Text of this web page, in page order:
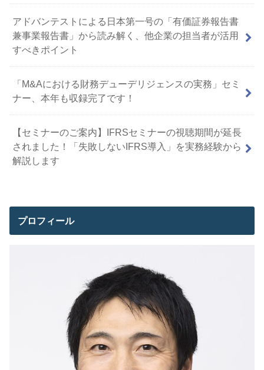
アドバンテストによる日本第一号の「有価証券報告書
兼事業報告書」から読み解く、他企業の担当者が活用
すべきポイント
「M&Aにおける財務デューデリジェンスの実務」セミ
ナー、本年も収録完了です！
【セミナーのご案内】IFRSセミナーの視聴期間が延長
されました！「失敗しないIFRS導入」を実務経験から
解説します
プロフィール